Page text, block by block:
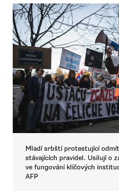
Mladí srbští protestující
stávajících pravidel. Usilují o
ve fungování klíčových
AFP